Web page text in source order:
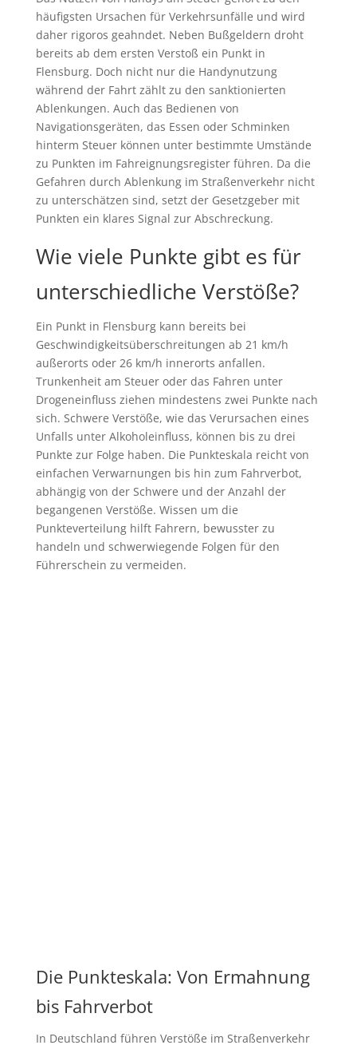
häufigsten Ursachen für Verkehrsunfälle und wird
daher rigoros geahndet. Neben Bußgeldern droht
bereits ab dem ersten Verstoß ein Punkt in
Flensburg. Doch nicht nur die Handynutzung
während der Fahrt zählt zu den sanktionierten
Ablenkungen. Auch das Bedienen von
Navigationsgeräten, das Essen oder Schminken
hinterm Steuer können unter bestimmte Umstände
zu Punkten im Fahreignungsregister führen. Da die
Gefahren durch Ablenkung im Straßenverkehr nicht
zu unterschätzen sind, setzt der Gesetzgeber mit
Punkten ein klares Signal zur Abschreckung.
Wie viele Punkte gibt es für
unterschiedliche Verstöße?
Ein Punkt in Flensburg kann bereits bei
Geschwindigkeitsüberschreitungen ab 21 km/h
außerorts oder 26 km/h innerorts anfallen.
Trunkenheit am Steuer oder das Fahren unter
Drogeneinfluss ziehen mindestens zwei Punkte nach
sich. Schwere Verstöße, wie das Verursachen eines
Unfalls unter Alkoholeinfluss, können bis zu drei
Punkte zur Folge haben. Die Punkteskala reicht von
einfachen Verwarnungen bis hin zum Fahrverbot,
abhängig von der Schwere und der Anzahl der
begangenen Verstöße. Wissen um die
Punkteverteilung hilft Fahrern, bewusster zu
handeln und schwerwiegende Folgen für den
Führerschein zu vermeiden.
Die Punkteskala: Von Ermahnung
bis Fahrverbot
In Deutschland führen Verstöße im Straßenverkehr